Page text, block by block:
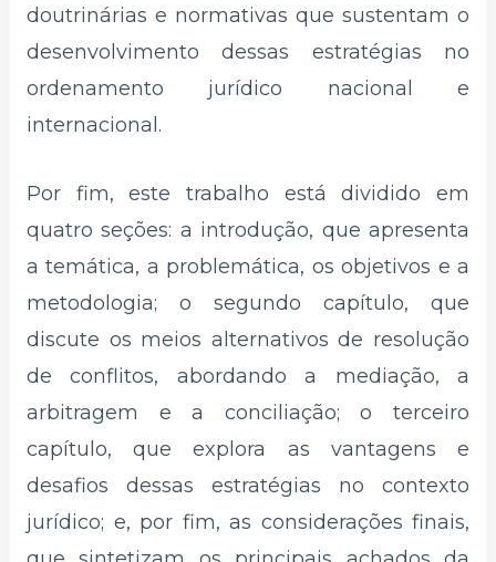
doutrinárias e normativas que sustentam o
desenvolvimento dessas estratégias no
ordenamento jurídico nacional e
internacional.
Por fim, este trabalho está dividido em
quatro seções: a introdução, que apresenta
a temática, a problemática, os objetivos e a
metodologia; o segundo capítulo, que
discute os meios alternativos de resolução
de conflitos, abordando a mediação, a
arbitragem e a conciliação; o terceiro
capítulo, que explora as vantagens e
desafios dessas estratégias no contexto
jurídico; e, por fim, as considerações finais,